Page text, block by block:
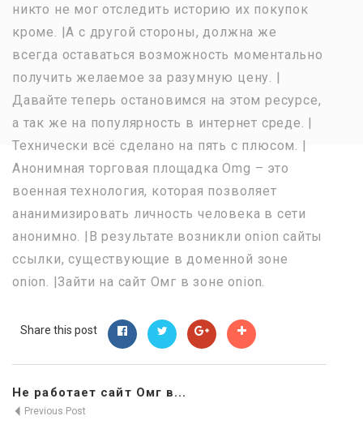
никто не мог отследить историю их покупок
кроме. |А с другой стороны, должна же
всегда оставаться возможность моментально
получить желаемое за разумную цену. |
Давайте теперь остановимся на этом ресурсе,
а так же на популярность в интернет среде. |
Технически всё сделано на пять с плюсом. |
Анонимная торговая площадка Omg – это
военная технология, которая позволяет
ананимизировать личность человека в сети
анонимно. |В результате возникли onion сайты
ссылки, существующие в доменной зоне
onion. |Зайти на сайт Омг в зоне onion.
Share this post
Не работает сайт Омг в...
Previous Post